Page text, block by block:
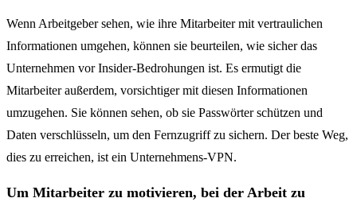
Wenn Arbeitgeber sehen, wie ihre Mitarbeiter mit vertraulichen
Informationen umgehen, können sie beurteilen, wie sicher das
Unternehmen vor Insider-Bedrohungen ist. Es ermutigt die
Mitarbeiter außerdem, vorsichtiger mit diesen Informationen
umzugehen. Sie können sehen, ob sie Passwörter schützen und
Daten verschlüsseln, um den Fernzugriff zu sichern. Der beste Weg,
dies zu erreichen, ist ein Unternehmens-VPN.
Um Mitarbeiter zu motivieren, bei der Arbeit zu